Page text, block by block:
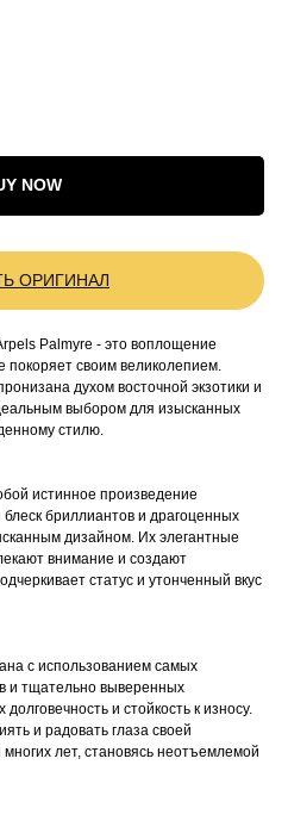
NOW
ОРИГИНАЛ
Palmyre - это воплощение
покоряет своим великолепием.
духом восточной экзотики и
выбором для изысканных
стилю.
истинное произведение
блеск бриллиантов и драгоценных
дизайном. Их элегантные
внимание и создают
статус и утонченный вкус
с использованием самых
и тщательно выверенных
и стойкость к износу.
и радовать глаза своей
лет, становясь неотъемлемой